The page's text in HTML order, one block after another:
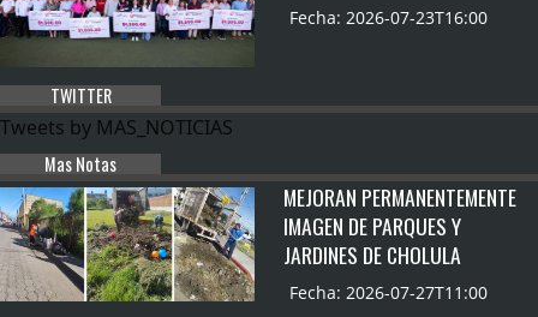
Fecha: 2026-07-23T16:00
TWITTER
Tweets by MAS_NOTICIAS
Mas Notas
MEJORAN PERMANENTEMENTE
IMAGEN DE PARQUES Y
JARDINES DE CHOLULA
Fecha: 2026-07-27T11:00